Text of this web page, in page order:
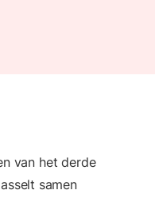
van het derde
samen